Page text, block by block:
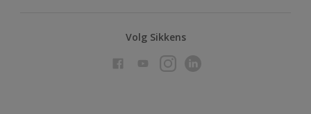
Volg Sikkens